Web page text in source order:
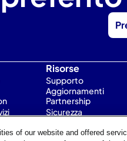
Risorse
Supporto
Aggiornamenti
Partnership
Sicurezza
buono
of our website and offered